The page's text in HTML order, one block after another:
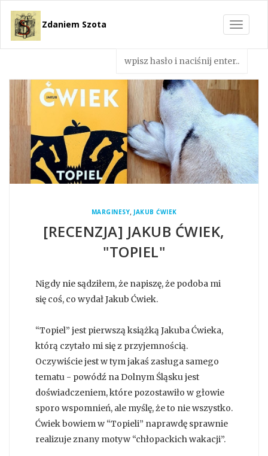
Toggle
Zdaniem Szota
MARGINESY, JAKUB ĆWIEK
[RECENZJA] JAKUB ĆWIEK,
"TOPIEL"
Nigdy nie sądziłem, że napiszę, że podoba mi
się coś, co wydał Jakub Ćwiek.
“Topiel” jest pierwszą książką Jakuba Ćwieka,
którą czytało mi się z przyjemnością.
Oczywiście jest w tym jakaś zasługa samego
tematu - powódź na Dolnym Śląsku jest
doświadczeniem, które pozostawiło w głowie
sporo wspomnień, ale myślę, że to nie wszystko.
Ćwiek bowiem w “Topieli” naprawdę sprawnie
realizuje znany motyw “chłopackich wakacji”.